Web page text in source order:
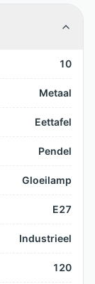
10
Metaal
Eettafel
Pendel
Gloeilamp
E27
Industrieel
120